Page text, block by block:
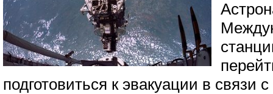
подготовиться к эвакуации в связи